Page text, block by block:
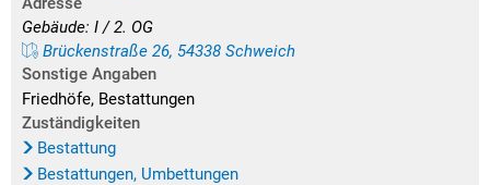
Gebäude: I / 2. OG
Brückenstraße 26, 54338 Schweich
Sonstige Angaben
Friedhöfe, Bestattungen
Zuständigkeiten
Bestattung
Bestattungen, Umbettungen